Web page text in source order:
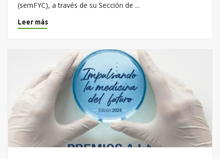
(semFYC), a través de su Sección de ...
Leer más